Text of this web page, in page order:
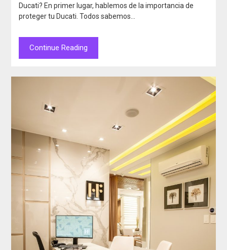
Ducati? En primer lugar, hablemos de la importancia de
proteger tu Ducati. Todos sabemos…
Continue Reading